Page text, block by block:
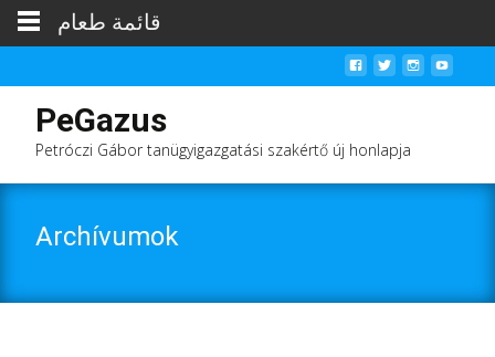
PeGazus
Petróczi Gábor tanügyigazgatási szakértő új honlapja
Archívumok
قائمة طعام